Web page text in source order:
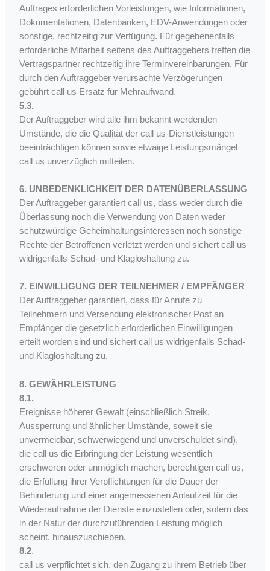
Auftrages erforderlichen Vorleistungen, wie Informationen,
Dokumentationen, Datenbanken, EDV-Anwendungen oder
sonstige, rechtzeitig zur Verfügung. Für gegebenenfalls
erforderliche Mitarbeit seitens des Auftraggebers treffen die
Vertragspartner rechtzeitig ihre Terminvereinbarungen. Für
durch den Auftraggeber verursachte Verzögerungen
gebührt call us Ersatz für Mehraufwand.
5.3.
Der Auftraggeber wird alle ihm bekannt werdenden
Umstände, die die Qualität der call us-Dienstleistungen
beeinträchtigen können sowie etwaige Leistungsmängel
call us unverzüglich mitteilen.
6. UNBEDENKLICHKEIT DER DATENÜBERLASSUNG
Der Auftraggeber garantiert call us, dass weder durch die
Überlassung noch die Verwendung von Daten weder
schutzwürdige Geheimhaltungsinteressen noch sonstige
Rechte der Betroffenen verletzt werden und sichert call us
widrigenfalls Schad- und Klagloshaltung zu.
7. EINWILLIGUNG DER TEILNEHMER / EMPFÄNGER
Der Auftraggeber garantiert, dass für Anrufe zu
Teilnehmern und Versendung elektronischer Post an
Empfänger die gesetzlich erforderlichen Einwilligungen
erteilt worden sind und sichert call us widrigenfalls Schad-
und Klagloshaltung zu.
8. GEWÄHRLEISTUNG
8.1.
Ereignisse höherer Gewalt (einschließlich Streik,
Aussperrung und ähnlicher Umstände, soweit sie
unvermeidbar, schwerwiegend und unverschuldet sind),
die call us die Erbringung der Leistung wesentlich
erschweren oder unmöglich machen, berechtigen call us,
die Erfüllung ihrer Verpflichtungen für die Dauer der
Behinderung und einer angemessenen Anlaufzeit für die
Wiederaufnahme der Dienste einzustellen oder, sofern das
in der Natur der durchzuführenden Leistung möglich
scheint, hinauszuschieben.
8.2.
call us verpflichtet sich, den Zugang zu ihrem Betrieb über